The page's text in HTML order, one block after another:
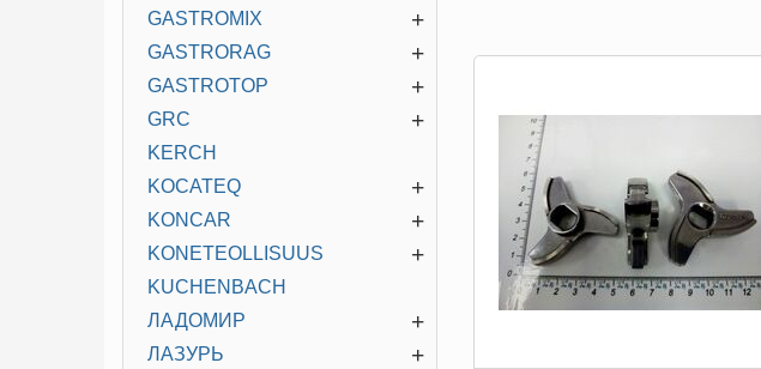
+
GASTROMIX
+
GASTRORAG
+
GASTROTOP
+
GRC
KERCH
+
KOCATEQ
+
KONCAR
+
KONETEOLLISUUS
KUCHENBACH
+
ЛАДОМИР
+
ЛАЗУРЬ